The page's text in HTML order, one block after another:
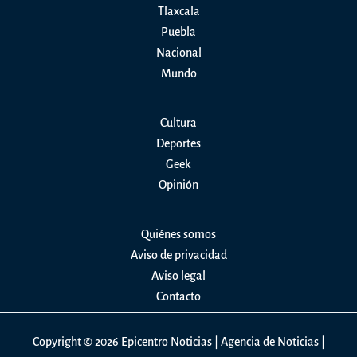
Tlaxcala
Puebla
Nacional
Mundo
Cultura
Deportes
Geek
Opinión
Quiénes somos
Aviso de privacidad
Aviso legal
Contacto
Copyright © 2026 Epicentro Noticias | Agencia de Noticias |